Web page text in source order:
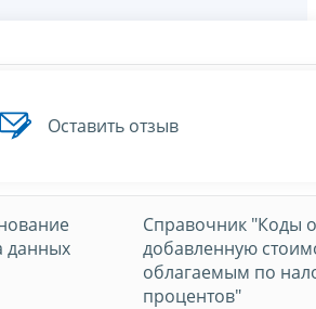
данных
Справочник "Коды
добавленную
облагаемым по
процентов"
Оставить отзыв